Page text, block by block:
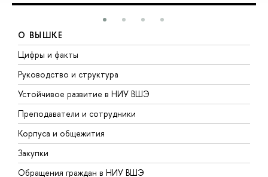
О ВЫШКЕ
Цифры и факты
Руководство и структура
Устойчивое развитие в НИУ ВШЭ
Преподаватели и сотрудники
Корпуса и общежития
Закупки
Обращения граждан в НИУ ВШЭ